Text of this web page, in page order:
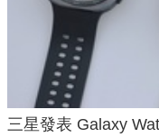
三星發表 Galaxy